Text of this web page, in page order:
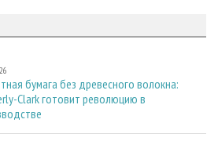
бумага без древесного волокна:
Clark готовит революцию в